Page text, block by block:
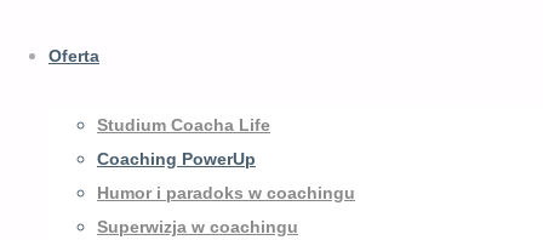
Oferta
Studium Coacha Life
Coaching PowerUp
Humor i paradoks w coachingu
Superwizja w coachingu